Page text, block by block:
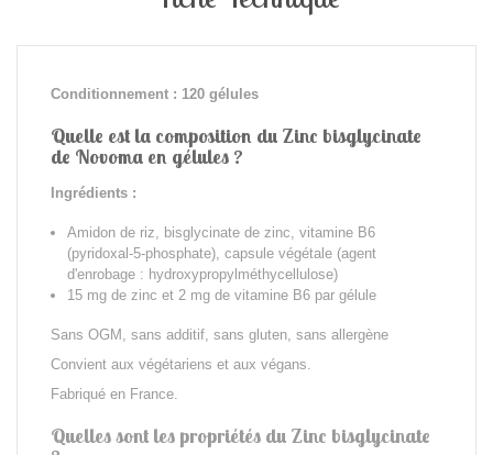
Conditionnement : 120 gélules
Quelle est la composition du Zinc bisglycinate
de Novoma en gélules ?
Ingrédients :
Amidon de riz, bisglycinate de zinc, vitamine B6
(pyridoxal-5-phosphate), capsule végétale (agent
d'enrobage : hydroxypropylméthycellulose)
15 mg de zinc et 2 mg de vitamine B6 par gélule
Sans OGM, sans additif, sans gluten, sans allergène
Convient aux végétariens et aux végans.
Fabriqué en France.
Quelles sont les propriétés du Zinc bisglycinate